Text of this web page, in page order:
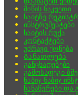
მიწის ნაკვეთი
საიტზე
ინსტრუმენტები
საიტის რუქა
კონტაქტები
უძრავი ქონება
Განათლება
განცხადებები
გამოსადეგი
ნაბიჯ-ნაბიჯ
ჩანაწერები და